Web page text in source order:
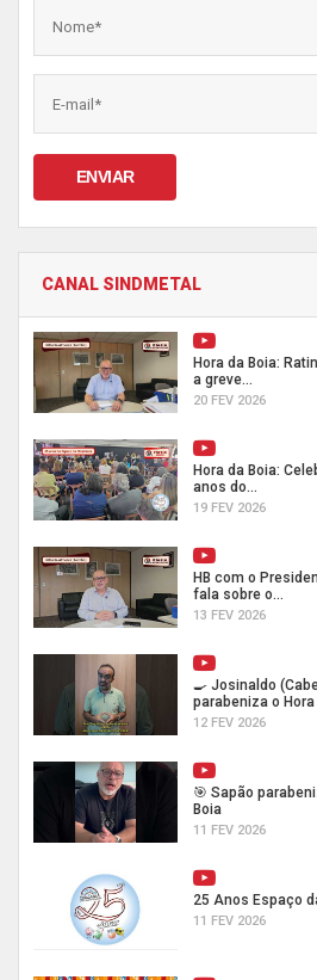
ENVIAR
CANAL SINDMETAL
Hora da Boia:
a greve...
20 FEV 2026
Hora da Boia:
anos do...
19 FEV 2026
HB com o
fala sobre o...
13 FEV 2026
🍳 Josinaldo
parabeniza o Hora
12 FEV 2026
🎯 Sapão
Boia
11 FEV 2026
25 Anos Espaço
11 FEV 2026